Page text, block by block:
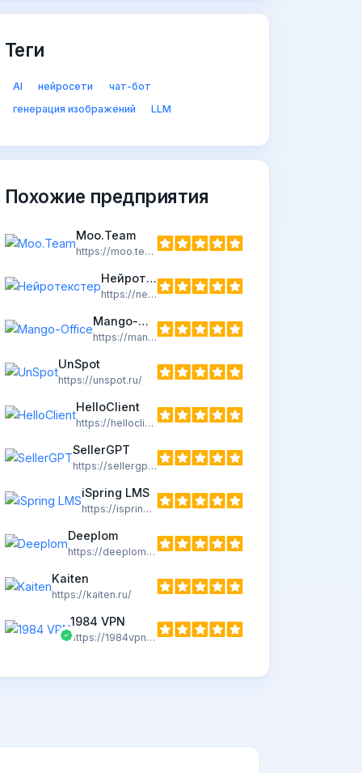
Теги
AI нейросети
чат-бот
генерация изображений
LLM
Похожие предприятия
Moo.Team
https://moo.team/
Нейротекстер
https://neuro-texter.ru/
Mango-Office
https://mango-office.ru/
UnSpot
https://unspot.ru/
HelloClient
https://helloclient.by/
SellerGPT
https://sellergpt.ru/
iSpring LMS
https://ispring.ru/
Deeplom
https://deeplom.ru/
Kaiten
https://kaiten.ru/
1984 VPN
https://1984vpn.com